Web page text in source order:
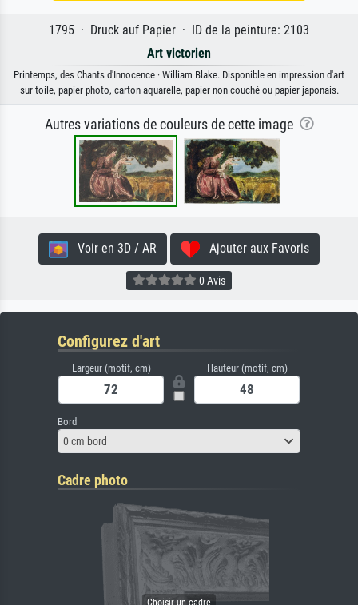
1795 · Druck auf Papier · ID de la peinture: 2103
Art victorien
Printemps, des Chants d'Innocence · William Blake. Disponible en impression d'art
sur toile, papier photo, carton aquarelle, papier non couché ou papier japonais.
Autres variations de couleurs de cette image
Voir en 3D / AR Ajouter aux Favoris
0 Avis
Configurez d'art
Largeur (motif, cm) Hauteur (motif, cm)
Bord
0 cm bord
Cadre photo